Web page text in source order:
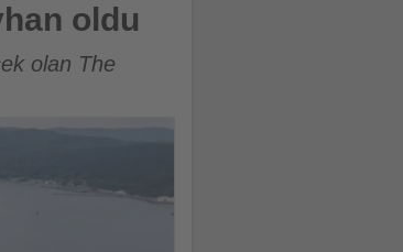
oldu
olan The